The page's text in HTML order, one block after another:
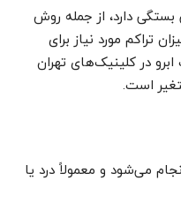
دارد، از جمله روش
مورد نیاز برای
در کلینیک‌های تهران
می‌شود و معمولاً درد یا